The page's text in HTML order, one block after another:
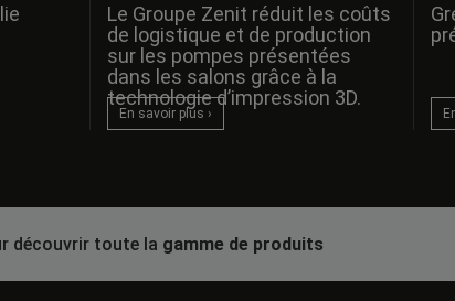
Le Groupe Zenit réduit les coûts
de logistique et de production
sur les pompes présentées
dans les salons grâce à la
technologie d’impression 3D.
En savoir plus ›
découvrir toute la gamme de produits